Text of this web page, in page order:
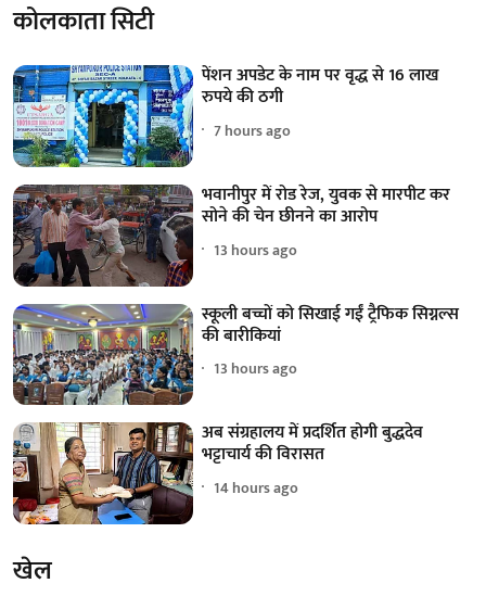
कोलकाता सिटी
पेंशन अपडेट के नाम पर वृद्ध से 16 लाख
रुपये की ठगी
7 hours ago
भवानीपुर में रोड रेज, युवक से मारपीट कर
सोने की चेन छीनने का आरोप
13 hours ago
स्कूली बच्चों को सिखाई गईं ट्रैफिक सिग्नल्स
की बारीकियां
13 hours ago
अब संग्रहालय में प्रदर्शित होगी बुद्धदेव
भट्टाचार्य की विरासत
14 hours ago
खेल